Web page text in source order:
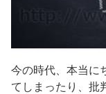
今の時代、本当に
てしまったり、批